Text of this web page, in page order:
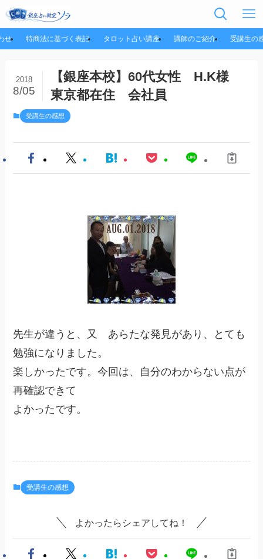
せ 特商法に基づく表記 タロット占い講座 講師のご紹介 受講生の
【銀座本校】60代女性 H.K様
東京都在住 会社員
2018
8/05
受講生の感想
先生が違うと、又 あらたな発見があり、とても
勉強になりました。
楽しかったです。今回は、自分のわからない点が
再確認できて
よかったです。
受講生の感想
よかったらシェアしてね！